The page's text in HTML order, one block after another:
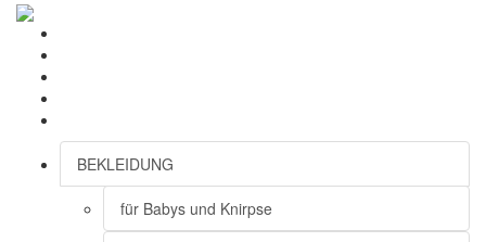
BEKLEIDUNG
für Babys und Knirpse